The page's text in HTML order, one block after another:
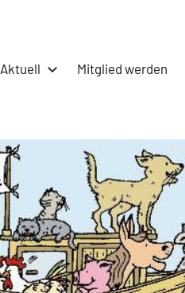
Aktuell Mitglied werden